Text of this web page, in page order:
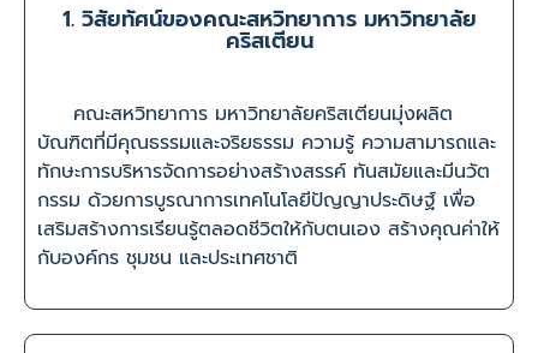
1. วิสัยทัศน์ของคณะสหวิทยาการ มหาวิทยาลัย
คริสเตียน
คณะสหวิทยาการ มหาวิทยาลัยคริสเตียนมุ่งผลิต
บัณฑิตที่มีคุณธรรมและจริยธรรม ความรู้ ความสามารถและ
ทักษะการบริหารจัดการอย่างสร้างสรรค์ ทันสมัยและมีนวัต
กรรม ด้วยการบูรณาการเทคโนโลยีปัญญาประดิษฐ์ เพื่อ
เสริมสร้างการเรียนรู้ตลอดชีวิตให้กับตนเอง สร้างคุณค่าให้
กับองค์กร ชุมชน และประเทศชาติ